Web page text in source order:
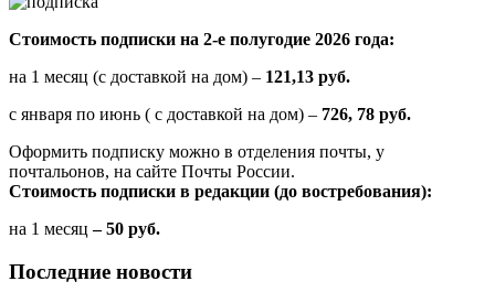
Стоимость подписки на 2-е полугодие 2026 года:
на 1 месяц (с доставкой на дом) – 121,13 руб.
с января по июнь ( с доставкой на дом) – 726, 78 руб.
Оформить подписку можно в отделения почты, у
почтальонов, на сайте Почты России.
Стоимость подписки в редакции (до востребования):
на 1 месяц – 50 руб.
Последние новости